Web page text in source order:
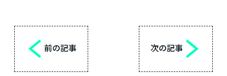
< 前の記事 次の記事 >